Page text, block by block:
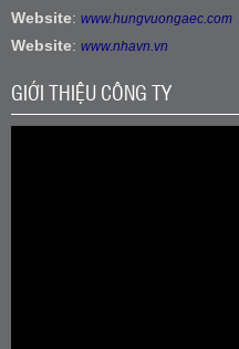
Website: www.hungvuongaec.com
Website: www.nhavn.vn
GIỚI THIỆU CÔNG TY